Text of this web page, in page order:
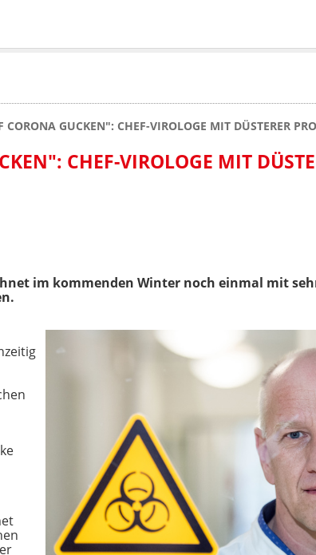
GUCKEN": CHEF-VIROLOGE MIT DÜSTERER
CHEF-VIROLOGE MIT
im kommenden Winter noch einmal mit